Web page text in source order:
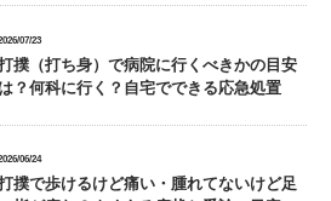
07/23
撲（打ち身）で病院に行くべきかの目安
は？何科に行く？自宅でできる応急処置
06/24
撲で歩けるけど痛い・腫れてないけど足